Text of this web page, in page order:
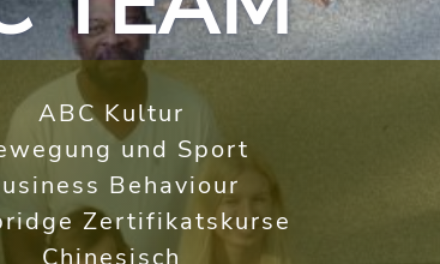
ABC Kultur
und Sport
Behaviour
Zertifikatskurse
Chinesisch